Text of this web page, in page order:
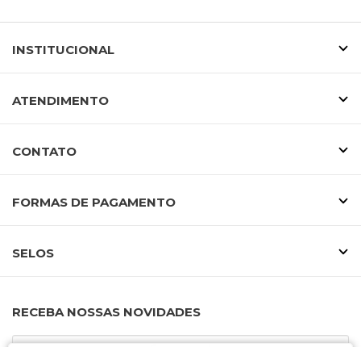
INSTITUCIONAL
ATENDIMENTO
CONTATO
FORMAS DE PAGAMENTO
SELOS
RECEBA NOSSAS NOVIDADES